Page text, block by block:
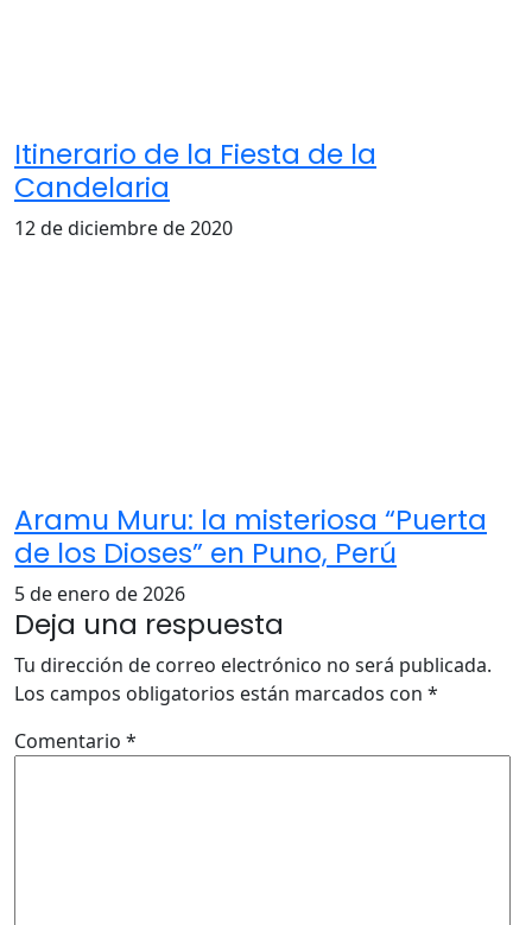
Itinerario de la Fiesta de la
Candelaria
12 de diciembre de 2020
Aramu Muru: la misteriosa “Puerta
de los Dioses” en Puno, Perú
5 de enero de 2026
Deja una respuesta
Tu dirección de correo electrónico no será publicada.
Los campos obligatorios están marcados con *
Comentario *